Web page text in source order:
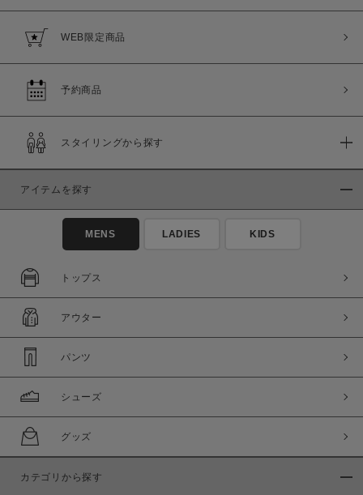
WEB限定商品
予約商品
スタイリングから探す
アイテムを探す
MENS LADIES KIDS
トップス
アウター
パンツ
シューズ
グッズ
カテゴリから探す